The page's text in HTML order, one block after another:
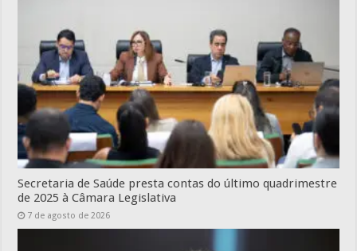
Secretaria de Saúde presta contas do último quadrimestre
de 2025 à Câmara Legislativa
7 de agosto de 2026